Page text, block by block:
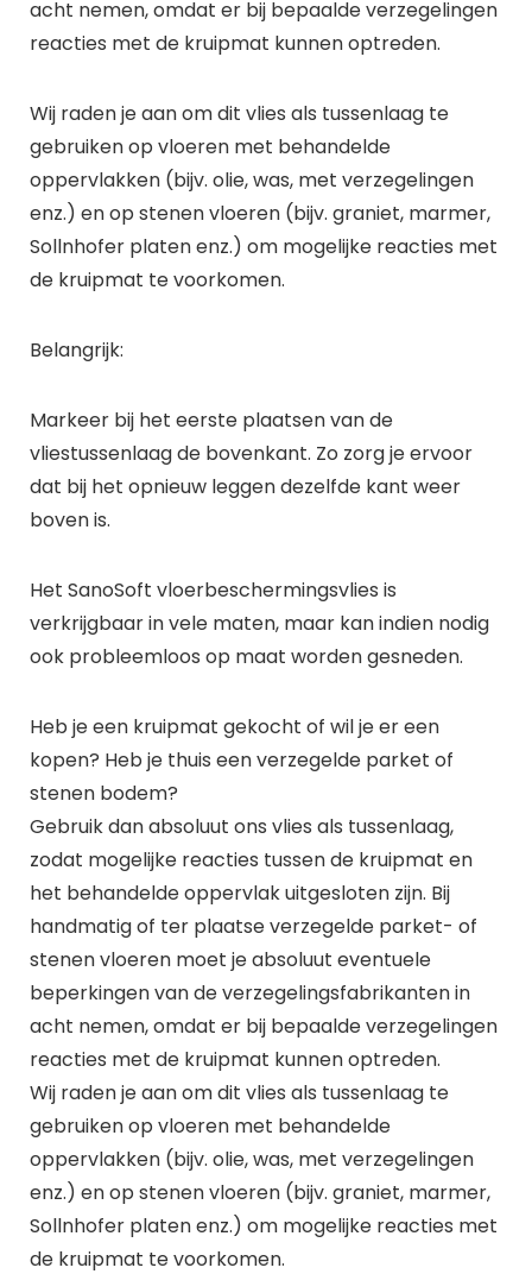
acht nemen, omdat er bij bepaalde verzegelingen
reacties met de kruipmat kunnen optreden.
Wij raden je aan om dit vlies als tussenlaag te
gebruiken op vloeren met behandelde
oppervlakken (bijv. olie, was, met verzegelingen
enz.) en op stenen vloeren (bijv. graniet, marmer,
Sollnhofer platen enz.) om mogelijke reacties met
de kruipmat te voorkomen.
Belangrijk:
Markeer bij het eerste plaatsen van de
vliestussenlaag de bovenkant. Zo zorg je ervoor
dat bij het opnieuw leggen dezelfde kant weer
boven is.
Het SanoSoft vloerbeschermingsvlies is
verkrijgbaar in vele maten, maar kan indien nodig
ook probleemloos op maat worden gesneden.
Heb je een kruipmat gekocht of wil je er een
kopen? Heb je thuis een verzegelde parket of
stenen bodem?
Gebruik dan absoluut ons vlies als tussenlaag,
zodat mogelijke reacties tussen de kruipmat en
het behandelde oppervlak uitgesloten zijn. Bij
handmatig of ter plaatse verzegelde parket- of
stenen vloeren moet je absoluut eventuele
beperkingen van de verzegelingsfabrikanten in
acht nemen, omdat er bij bepaalde verzegelingen
reacties met de kruipmat kunnen optreden.
Wij raden je aan om dit vlies als tussenlaag te
gebruiken op vloeren met behandelde
oppervlakken (bijv. olie, was, met verzegelingen
enz.) en op stenen vloeren (bijv. graniet, marmer,
Sollnhofer platen enz.) om mogelijke reacties met
de kruipmat te voorkomen.